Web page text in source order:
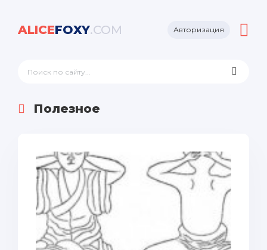
ALICEFOXY.COM Авторизация
Полезное